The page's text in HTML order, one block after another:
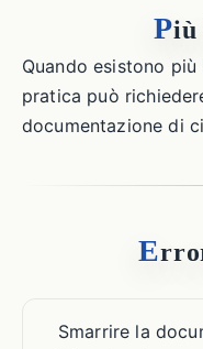
Più
Quando esistono
pratica può
documentazione di
E
Smarrire la